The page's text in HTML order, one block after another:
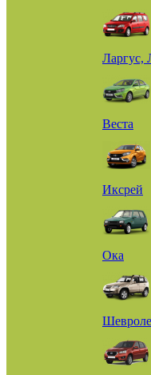
Ларгус,
Веста
Иксрей
Ока